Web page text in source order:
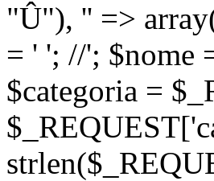
"Û"), '' =>
= ' '; //'; $nome
$categoria =